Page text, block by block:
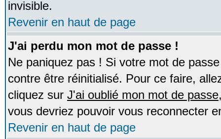
invisible.
Revenir en haut de page
J'ai perdu mon mot de passe !
Ne paniquez pas ! Si votre mot de
contre être réinitialisé. Pour ce faire,
cliquez sur J'ai oublié mon mot de passe
vous devriez pouvoir vous reconnecter
Revenir en haut de page